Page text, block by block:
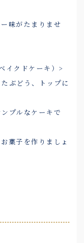
味がたまりませ
イクドケーキ）>
ぶどう、トップに
プルなケーキで
菓子を作りましょ